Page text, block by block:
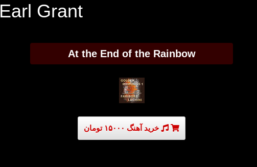
Earl Grant - متن آهنگها، نت موسیقی و ترانه
At the End of the Rainbow
خرید آهنگ ۱۵۰۰۰ تومان